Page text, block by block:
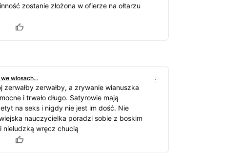
zostanie złożona w ofierze na ołtarzu
włosach...
zerwałby zerwałby, a zrywanie wianuszka
i trwało długo. Satyrowie mają
na seks i nigdy nie jest im dość. Nie
nauczycielka poradzi sobie z boskim
nieludzką wręcz chucią